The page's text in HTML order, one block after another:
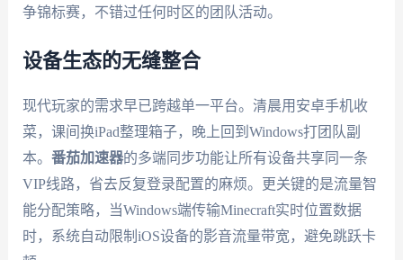
争锦标赛，不错过任何时区的团队活动。
设备生态的无缝整合
现代玩家的需求早已跨越单一平台。清晨用安卓手机收
菜，课间换iPad整理箱子，晚上回到Windows打团队副
本。 番茄加速器的多端同步功能让所有设备共享同一条
VIP线路，省去反复登录配置的麻烦。更关键的是流量智
能分配策略，当Windows端传输Minecraft实时位置数据
时，系统自动限制iOS设备的影音流量带宽，避免跳跃卡